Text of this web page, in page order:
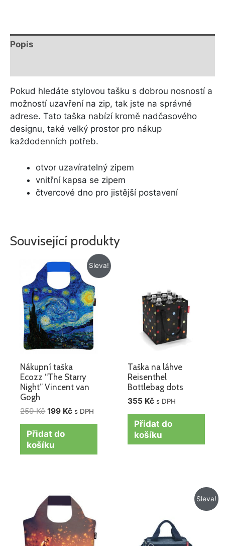
Popis
Pokud hledáte stylovou tašku s dobrou nosností a
možností uzavření na zip, tak jste na správné
adrese. Tato taška nabízí kromě nadčasového
designu, také velký prostor pro nákup
každodenních potřeb.
otvor uzavíratelný zipem
vnitřní kapsa se zipem
čtvercové dno pro jistější postavení
Související produkty
Sleva!
Nákupní taška
Ecozz “The Starry
Night” Vincent van
Gogh
259Kč
Původní
cena
byla:
259 Kč.
199 Kč
Aktuální
cena
je:
199 Kč.
s DPH
Přidat do
košíku
Taška na láhve
Reisenthel
Bottlebag dots
355 Kč s DPH
Přidat do
košíku
Sleva!
879 Kč.
Aktuální
cena